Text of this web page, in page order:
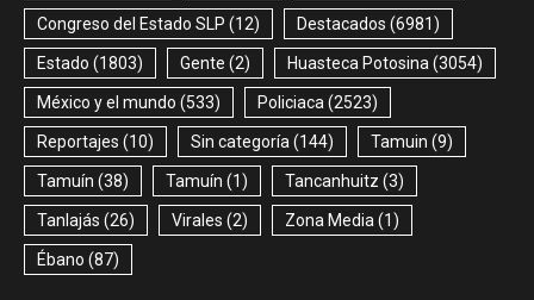
Congreso del Estado SLP (12) Destacados (6981)
Estado (1803) Gente (2) Huasteca Potosina (3054)
México y el mundo (533) Policiaca (2523)
Reportajes (10) Sin categoría (144) Tamuin (9)
Tamuín (38) Tamuín (1) Tancanhuitz (3)
Tanlajás (26) Virales (2) Zona Media (1)
Ébano (87)